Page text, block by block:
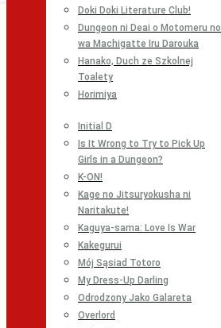
Doki Doki Literature Club!
Dungeon ni Deai o Motomeru no
wa Machigatte Iru Darouka
Hanako, Duch ze Szkolnej
Toalety
Horimiya
Initial D
Is It Wrong to Try to Pick Up
Girls in a Dungeon?
K-ON!
Kage no Jitsuryokusha ni
Naritakute!
Kaguya-sama: Love Is War
Kakegurui
Mój Sąsiad Totoro
My Dress-Up Darling
Odrodzony Jako Galareta
Overlord